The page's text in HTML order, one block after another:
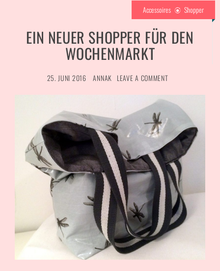
Accessoires Shopper
EIN NEUER SHOPPER FÜR DEN
WOCHENMARKT
25. JUNI 2016 ANNAK LEAVE A COMMENT